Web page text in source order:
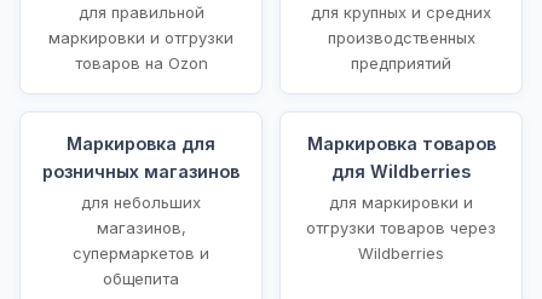
для правильной
маркировки и отгрузки
товаров на Ozon
для крупных и средних
производственных
предприятий
Маркировка для
розничных магазинов
для небольших
магазинов,
супермаркетов и
общепита
Маркировка товаров
для Wildberries
для маркировки и
отгрузки товаров через
Wildberries